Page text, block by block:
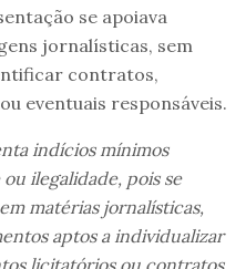
se apoiava
jornalísticas, sem
contratos,
eventuais responsáveis.
indícios mínimos
ilegalidade, pois se
matérias jornalísticas,
aptos a individualizar
licitatórios ou contratos